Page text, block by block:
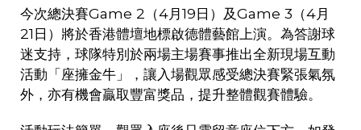
今次總決賽Game 2 （4月19日）及Game 3 （4月
21日）將於香港體壇地標啟德體藝館上演。為答謝球
迷支持，球隊特別於兩場主場賽事推出全新現場互動
活動「座擁金牛」，讓入場觀眾感受總決賽緊張氣氛
外，亦有機會贏取豐富獎品，提升整體觀賽體驗。